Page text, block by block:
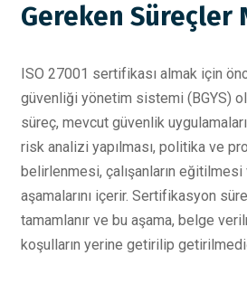
Gereken Süreçler
ISO 27001 sertifikası almak için
güvenliği yönetim sistemi (BGYS)
süreç, mevcut güvenlik
risk analizi yapılması, politika ve
belirlenmesi, çalışanların
aşamalarını içerir. Sertifikasyon
tamamlanır ve bu aşama, belge
koşulların yerine getirilip